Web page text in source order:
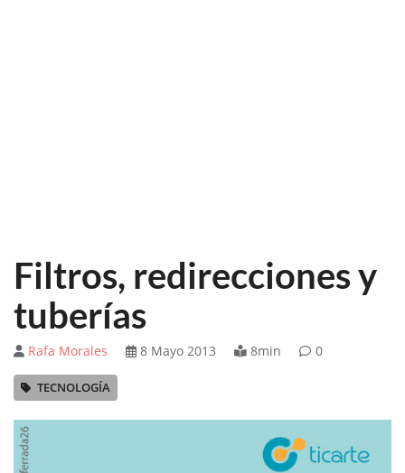
Filtros, redirecciones y
tuberías
Rafa Morales 8 Mayo 2013 8min 0
TECNOLOGÍA